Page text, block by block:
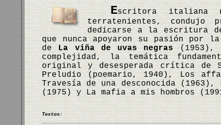
Escritora italiana
terratenientes, condujo
dedicarse a la escritura
que nunca apoyaron su pasión
de La viña de uvas negras (1953),
complejidad, la temática
original y desesperada crítica de
Preludio (poemario, 1940), Los
Travesía de una desconocida
(1975) y La mafia a mis hombros
Textos: